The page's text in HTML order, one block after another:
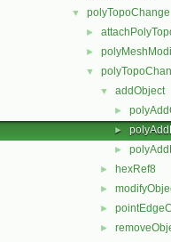
▼ polyTopoChange
►
►
▼
▼ addObject
►
►
►
► hexRef8
►
►
►